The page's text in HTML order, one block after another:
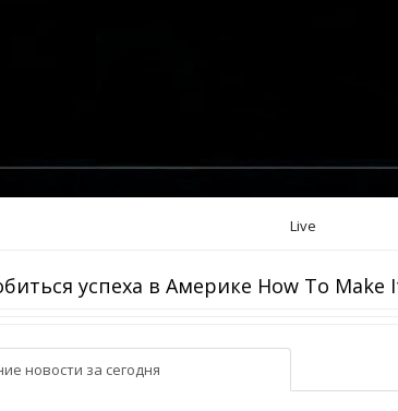
Live
успеха в Америке How To Make
новости за сегодня